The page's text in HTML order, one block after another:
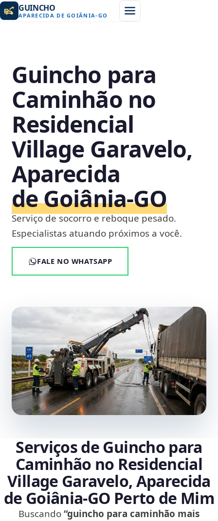
GUINCHO
APARECIDA DE GOIÂNIA-GO
Guincho para
Caminhão no
Residencial
Village Garavelo,
Aparecida
de Goiânia‑GO
Serviço de socorro e reboque pesado.
Especialistas atuando próximos a você.
FALE NO WHATSAPP
Serviços de Guincho para
Caminhão no Residencial
Village Garavelo, Aparecida
de Goiânia‑GO Perto de Mim
Buscando“guincho para caminhão mais